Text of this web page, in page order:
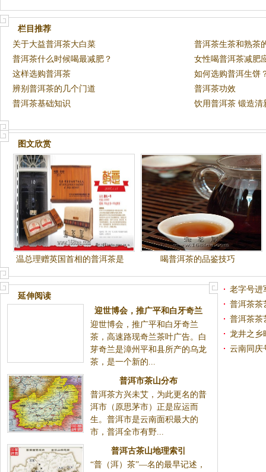
栏目推荐
关于大益普洱茶大白菜
普洱茶生茶和熟茶
普洱茶什么时候喝最减肥？
女性喝普洱茶减肥
这样选购普洱茶
如何选购普洱生饼
辨别普洱茶的几个门道
普洱茶功效
普洱茶基础知识
饮用普洱茶 锻造清
图文欣赏
温总理赠英国首相的普洱茶是
怎么制作的？
喝普洱茶的品鉴技巧
延伸阅读
迎世博会，推广平和白牙奇兰
茶，高速路现奇兰茶叶广告
迎世博会，推广平和白牙奇兰
茶，高速路现奇兰茶叶广告。白
芽奇兰是漳州平和县所产的乌龙
茶，是一个新的...
普洱市茶山分布
普洱茶方兴未艾，为此更名的普
洱市（原思茅市）正是应运而
生。普洱市是云南面积最大的
市，普洱全市有野...
普洱古茶山地理索引
“普（洱）茶”—名的最早记述，
老字号进
普洱茶茶
普洱茶
龙井之乡
创业（图
云南同庆